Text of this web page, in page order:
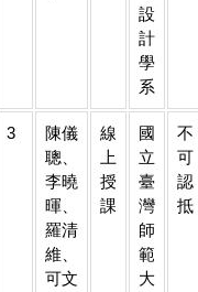
設
計
學
系
3
陳儀
聰、
李曉
暉、
羅清
維、
可文
線
上
授
課
國
立
臺
灣
師
範
大
不
可
認
抵